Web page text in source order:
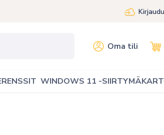
Oma tili
WINDOWS 11 -